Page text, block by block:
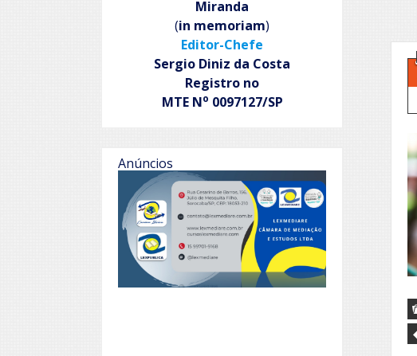
Miranda
(in memoriam)
Editor-Chefe
Sergio Diniz da Costa
Registro no
MTE No 0097127/SP
Anúncios